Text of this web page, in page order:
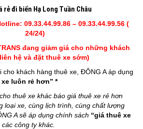
rẻđi biển Hạ Long Tuần Châu
09.33.44.99.86 – 09.33.44.99.56 (
24/24)
đang giảm giá cho những khách
hệ và đặt thuê xe sớm)
khách hàng thuê xe, ĐÔNG A áp dụng
xe luôn rẻ hơn” *
thuê xe khác báo giá thuê xe rẻ hơn
loại xe, cùng lịch trình, cùng chất lượng
A sẽ áp dụng chính sách “giá thuê xe
công ty khác.